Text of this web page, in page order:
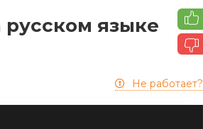
языке
Не работает?